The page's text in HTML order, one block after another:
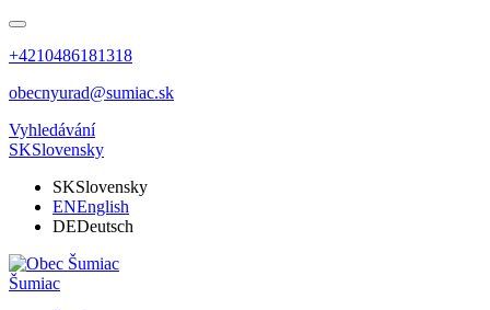
+4210486181318
obecnyurad@sumiac.sk
Vyhledávání
SKSlovensky
SKSlovensky
ENEnglish
DEDeutsch
Šumiac